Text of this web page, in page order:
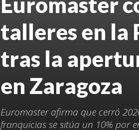
talleres en la
tras la
en Zaragoza
Euromaster afirma que cerró
franquicias se sitúa un 10% por